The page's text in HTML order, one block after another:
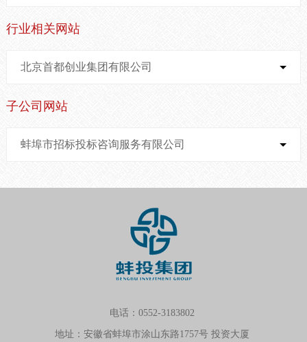
行业相关网站
北京首都创业集团有限公司
子公司网站
蚌埠市招标投标咨询服务有限公司
电话：0552-3183802
地址：安徽省蚌埠市涂山东路1757号 投资大厦